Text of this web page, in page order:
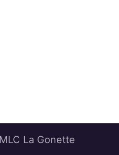
La Gonette